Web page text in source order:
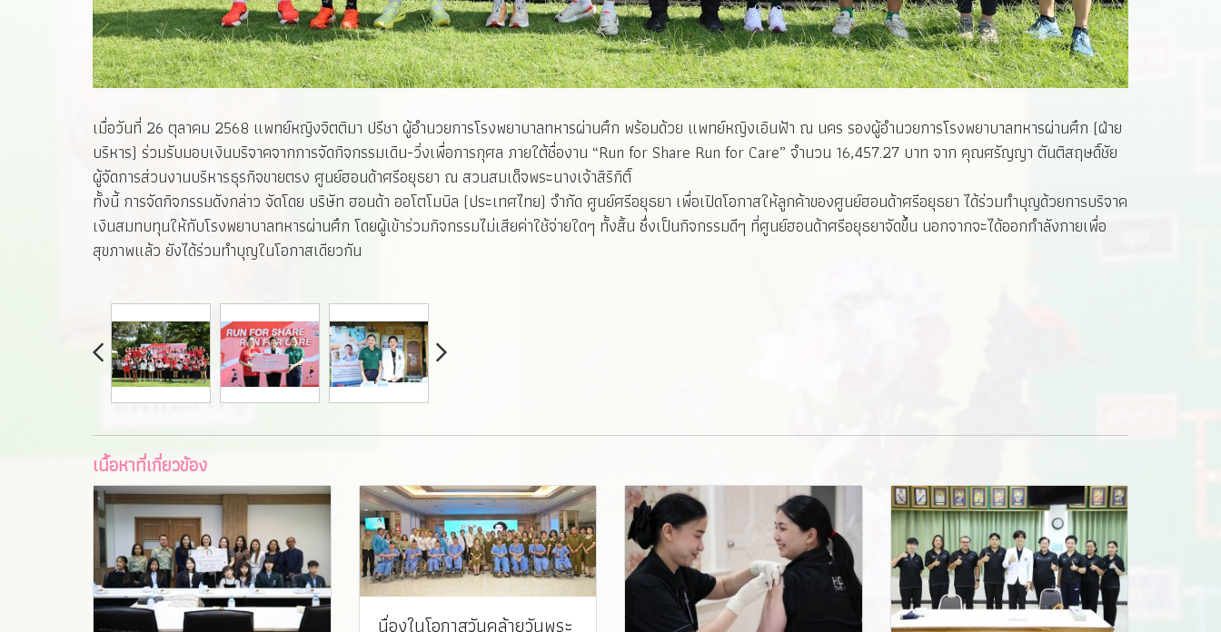
เมื่อวันที่ 26 ตุลาคม 2568 แพทย์หญิงจิตติมา ปรีชา ผู้อำนวยการโรงพยาบาลทหารผ่านศึก พร้อมด้วย แพทย์หญิงเอินฟ้า ณ นคร รองผู้อำนวยการโรงพยาบาลทหารผ่านศึก (ฝ่าย
บริหาร) ร่วมรับมอบเงินบริจาคจากการจัดกิจกรรมเดิน-วิ่งเพื่อการกุศล ภายใต้ชื่องาน “Run for Share Run for Care” จำนวน 16,457.27 บาท จาก คุณศรัญญา ตันติสฤษดิ์ชัย
ผู้จัดการส่วนงานบริหารธุรกิจขายตรง ศูนย์ฮอนด้าศรีอยุธยา ณ สวนสมเด็จพระนางเจ้าสิริกิติ์
ทั้งนี้ การจัดกิจกรรมดังกล่าว จัดโดย บริษัท ฮอนด้า ออโตโมบิล (ประเทศไทย) จำกัด ศูนย์ศรีอยุธยา เพื่อเปิดโอกาสให้ลูกค้าของศูนย์ฮอนด้าศรีอยุธยา ได้ร่วมทำบุญด้วยการบริจาค
เงินสมทบทุนให้กับโรงพยาบาลทหารผ่านศึก โดยผู้เข้าร่วมกิจกรรมไม่เสียค่าใช้จ่ายใดๆ ทั้งสิ้น ซึ่งเป็นกิจกรรมดีๆ ที่ศูนย์ฮอนด้าศรีอยุธยาจัดขึ้น นอกจากจะได้ออกกำลังกายเพื่อ
สุขภาพแล้ว ยังได้ร่วมทำบุญในโอกาสเดียวกัน
เนื้อหาที่เกี่ยวข้อง
นื่องในโอกาสวันคล้ายวันพระ